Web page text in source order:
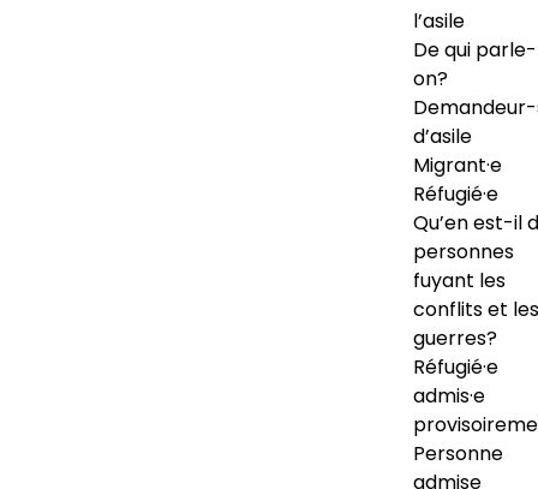
l’asile
De qui
on?
d’asile
Migrant·e
Réfugié·e
Qu’en est-il
personnes
fuyant les
conflits et les
guerres?
Réfugié·e
admis·e
Personne
admise